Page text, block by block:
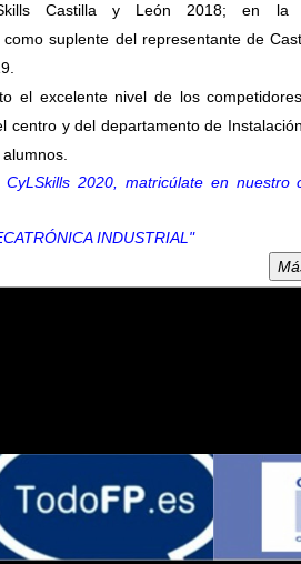
Castilla y León 2018; en la
suplente del representante de
el excelente nivel de los
centro y del departamento de
2020, matricúlate en nuestro
INDUSTRIAL"